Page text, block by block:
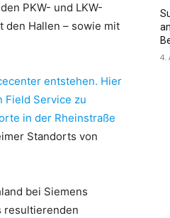
PKW- und LKW-
den Hallen – sowie mit
entstehen. Hier
Field Service zu
in der Rheinstraße
Standorts von
bei Siemens
resultierenden
4.